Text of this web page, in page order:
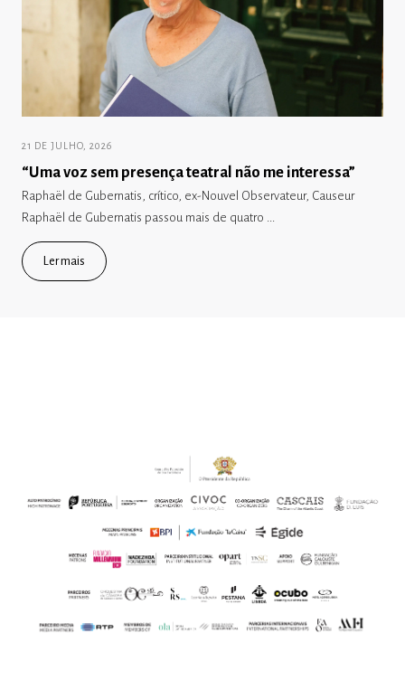
21 DE JULHO, 2026
“Uma voz sem presença teatral não me interessa”
Raphaël de Gubernatis, crítico, ex-Nouvel Observateur, Causeur
Raphaël de Gubernatis passou mais de quatro ...
Ler mais